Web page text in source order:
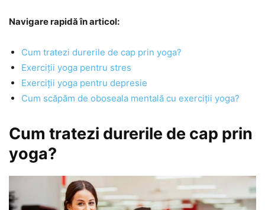
Navigare rapidă în articol:
Cum tratezi durerile de cap prin yoga?
Exerciții yoga pentru stres
Exerciții yoga pentru depresie
Cum scăpăm de oboseala mentală cu exerciții yoga?
Cum tratezi durerile de cap prin
yoga?